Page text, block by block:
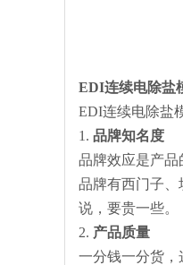
EDI连续电除盐
EDI连续电除盐
1. 品牌知名度
品牌效应是产
品牌有西门子
说，要贵一些。
2. 产品质量
一分钱一分货